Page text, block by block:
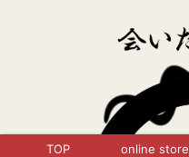
TOP online store